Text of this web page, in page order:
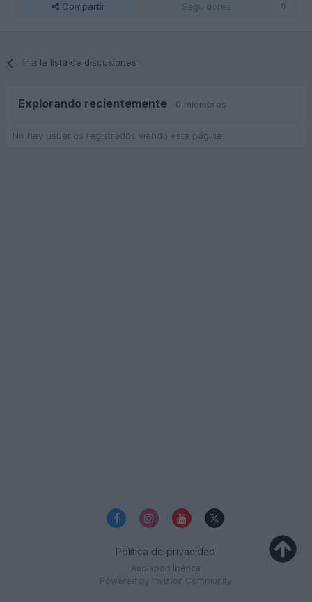
Compartir Seguidores 0
Ir a la lista de discusiones
Explorando recientemente 0 miembros
No hay usuarios registrados viendo esta página.
Política de privacidad
Audisport Ibérica
Powered by Invision Community